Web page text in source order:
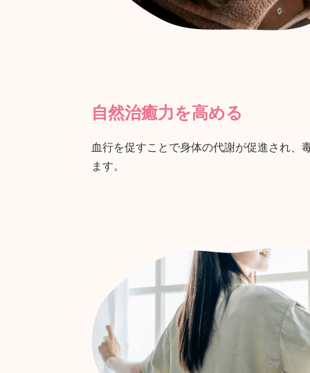
自然治癒力を高める
血行を促すことで身体の代謝が促進され、
ます。